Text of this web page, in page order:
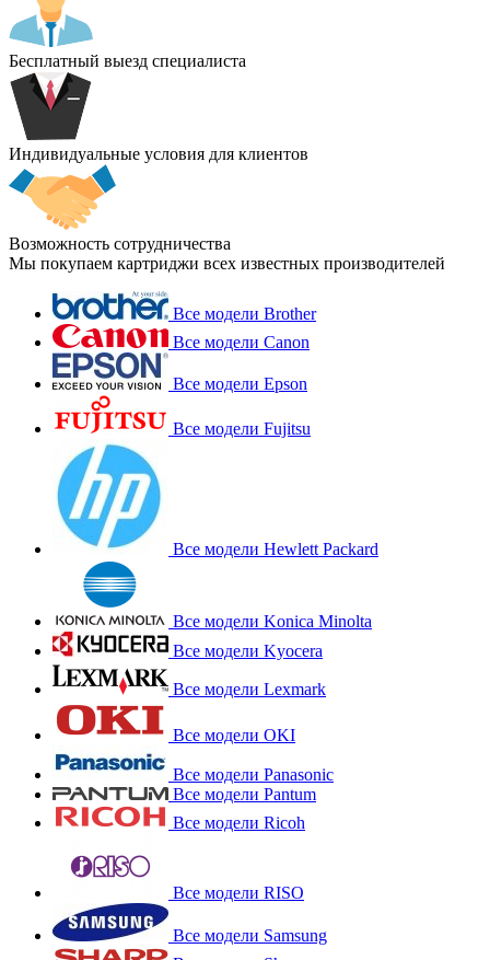
Бесплатный выезд специалиста
Индивидуальные условия для клиентов
Возможность сотрудничества
Мы покупаем картриджи всех известных производителей
Все модели Brother
Все модели Canon
Все модели Epson
Все модели Fujitsu
Все модели Hewlett Packard
Все модели Konica Minolta
Все модели Kyocera
Все модели Lexmark
Все модели OKI
Все модели Panasonic
Все модели Pantum
Все модели Ricoh
Все модели RISO
Все модели Samsung